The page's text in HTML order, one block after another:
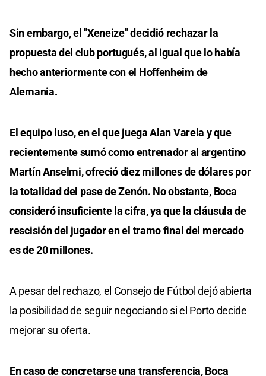
Sin embargo, el "Xeneize" decidió rechazar la
propuesta del club portugués, al igual que lo había
hecho anteriormente con el Hoffenheim de
Alemania.
El equipo luso, en el que juega Alan Varela y que
recientemente sumó como entrenador al argentino
Martín Anselmi, ofreció diez millones de dólares por
la totalidad del pase de Zenón. No obstante, Boca
consideró insuficiente la cifra, ya que la cláusula de
rescisión del jugador en el tramo final del mercado
es de 20 millones.
A pesar del rechazo, el Consejo de Fútbol dejó abierta
la posibilidad de seguir negociando si el Porto decide
mejorar su oferta.
En caso de concretarse una transferencia, Boca